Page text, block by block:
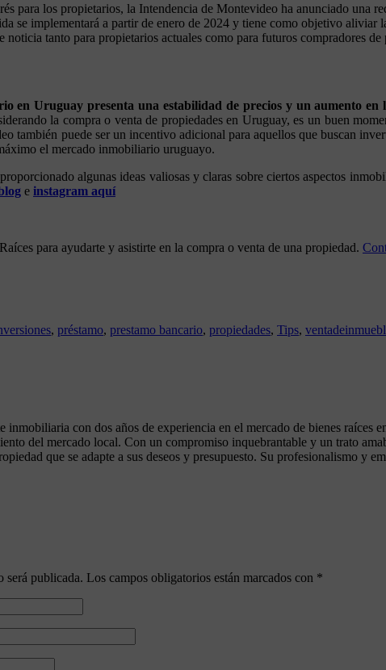
para los propietarios, la Intendencia de Montevideo ha anunciado una
se implementará a partir de enero de 2024 y tiene como objetivo
noticia tanto para propietarios actuales como para futuros compradores
en Uruguay presenta una estabilidad de precios y un aumento en
la compra o venta de propiedades en Uruguay, es un buen
también puede ser un incentivo adicional para aquellos que buscan
el mercado inmobiliario uruguayo.
algunas ideas valiosas y claras sobre ciertos aspectos
e instagram aquí
para ayudarte y asistirte en la compra o venta de una propiedad.
, préstamo, prestamo bancario, propiedades, Tips,
inmobiliaria con dos años de experiencia en el mercado de bienes
del mercado local. Con un compromiso inquebrantable y un trato
que se adapte a sus deseos y presupuesto. Su profesionalismo y
será publicada. Los campos obligatorios están marcados con *